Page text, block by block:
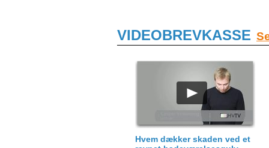
VIDEOBREVKASSE
Hvem dækker skaden ved et